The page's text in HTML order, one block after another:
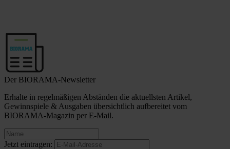
Der BIORAMA-Newsletter
Erhalte in regelmäßigen Abständen die aktuellsten Artikel,
Gewinnspiele & Ausgaben übersichtlich aufbereitet vom
BIORAMA-Magazin per E-Mail.
Jetzt eintragen: